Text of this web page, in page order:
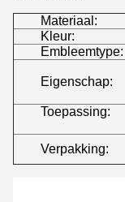
Materiaal:
Kleur:
Embleemtype:
Eigenschap:
Toepassing:
Verpakking: